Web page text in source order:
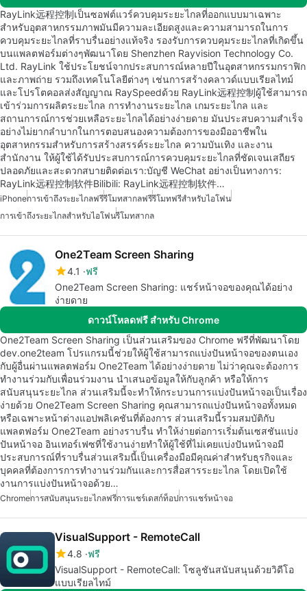
RayLink远程控制เป็นซอฟต์แวร์ควบคุมระยะไกลที่ออกแบบมาเฉพาะ
สำหรับอุตสาหกรรมภาพมันมีความละเอียดสูงและความสามารถในการ
ควบคุมระยะไกลที่ราบรื่นอย่างแท้จริง รองรับการควบคุมระยะไกลที่เกิดขึ้น
บนแพลตฟอร์มต่างๆพัฒนาโดย Shenzhen Rayvision Technology Co.
Ltd. RayLink ใช้ประโยชน์จากประสบการณ์หลายปีในอุตสาหกรรมกราฟิก
และภาพถ่าย รวมถึงเทคโนโลยีต่างๆ เช่นการสร้างคลาวด์แบบเรียลไทม์
และโปรโตคอลส่งสัญญาณ RaySpeedด้วย RayLink远程控制ผู้ใช้สามารถ
เข้าร่วมการผลิตระยะไกล การทำงานระยะไกล เกมระยะไกล และ
สถานการณ์การช่วยเหลือระยะไกลได้อย่างง่ายดาย มันประสบความสำเร็จ
อย่างไม่ยากลำบากในการตอบสนองความต้องการของมืออาชีพใน
อุตสาหกรรมสำหรับการสร้างสรรค์ระยะไกล ความบันเทิง และงาน
สำนักงาน ให้ผู้ใช้ได้รับประสบการณ์การควบคุมระยะไกลที่ชัดเจนเสถียร
ปลอดภัยและสะดวกสบายติดต่อเรา:บัญชี WeChat อย่างเป็นทางการ:
RayLink远程控制软件Bilibili: RayLink远程控制软件…
iPhoneการเข้าถึงระยะไกลฟรีรีโมทสากลฟรีรีโมทฟรีสำหรับไอโฟน
การเข้าถึงระยะไกลสำหรับไอโฟนรีโมทสากล
One2Team Screen Sharing
4.1
ฟรี
One2Team Screen Sharing: แชร์หน้าจอของคุณได้อย่าง
ง่ายดาย
ดาวน์โหลดฟรี สำหรับ Chrome
One2Team Screen Sharing เป็นส่วนเสริมของ Chrome ฟรีที่พัฒนาโดย
dev.one2team โปรแกรมนี้ช่วยให้ผู้ใช้สามารถแบ่งปันหน้าจอของตนเอง
กับผู้อื่นผ่านแพลตฟอร์ม One2Team ได้อย่างง่ายดาย ไม่ว่าคุณจะต้องการ
ทำงานร่วมกับเพื่อนร่วมงาน นำเสนอข้อมูลให้กับลูกค้า หรือให้การ
สนับสนุนระยะไกล ส่วนเสริมนี้จะทำให้กระบวนการแบ่งปันหน้าจอเป็นเรื่อง
ง่ายด้วย One2Team Screen Sharing คุณสามารถแบ่งปันหน้าจอทั้งหมด
หรือเฉพาะหน้าต่างแอปพลิเคชันที่ต้องการ ส่วนเสริมนี้รวมสมบัติกับ
แพลตฟอร์ม One2Team อย่างราบรื่น ทำให้ง่ายต่อการเริ่มต้นเซสชันแบ่ง
ปันหน้าจอ อินเทอร์เฟซที่ใช้งานง่ายทำให้ผู้ใช้ที่ไม่เคยแบ่งปันหน้าจอมี
ประสบการณ์ที่ราบรื่นส่วนเสริมนี้เป็นเครื่องมือมีคุณค่าสำหรับธุรกิจและ
บุคคลที่ต้องการการทำงานร่วมกันและการสื่อสารระยะไกล โดยเปิดใช้
งานการแบ่งปันหน้าจอด้วย…
Chromeการสนับสนุนระยะไกลฟรีการแชร์เดสก์ท็อปการแชร์หน้าจอ
VisualSupport - RemoteCall
4.8 ฟรี
VisualSupport - RemoteCall: โซลูชันสนับสนุนด้วยวิดีโอ
แบบเรียลไทม์